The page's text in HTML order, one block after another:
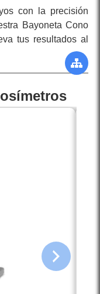
con la precisión
Bayoneta Cono
tus resultados al